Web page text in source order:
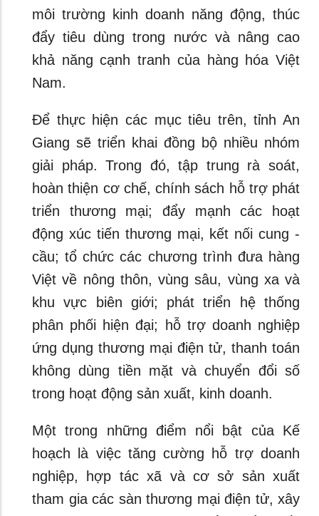
môi trường kinh doanh năng động, thúc
đẩy tiêu dùng trong nước và nâng cao
khả năng cạnh tranh của hàng hóa Việt
Nam.
Để thực hiện các mục tiêu trên, tỉnh An
Giang sẽ triển khai đồng bộ nhiều nhóm
giải pháp. Trong đó, tập trung rà soát,
hoàn thiện cơ chế, chính sách hỗ trợ phát
triển thương mại; đẩy mạnh các hoạt
động xúc tiến thương mại, kết nối cung -
cầu; tổ chức các chương trình đưa hàng
Việt về nông thôn, vùng sâu, vùng xa và
khu vực biên giới; phát triển hệ thống
phân phối hiện đại; hỗ trợ doanh nghiệp
ứng dụng thương mại điện tử, thanh toán
không dùng tiền mặt và chuyển đổi số
trong hoạt động sản xuất, kinh doanh.
Một trong những điểm nổi bật của Kế
hoạch là việc tăng cường hỗ trợ doanh
nghiệp, hợp tác xã và cơ sở sản xuất
tham gia các sàn thương mại điện tử, xây